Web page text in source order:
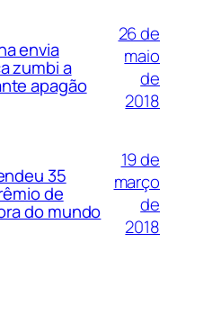
envia
zumbi a
apagão
26 de
maio
de
2018
35
de
do mundo
19 de
março
de
2018